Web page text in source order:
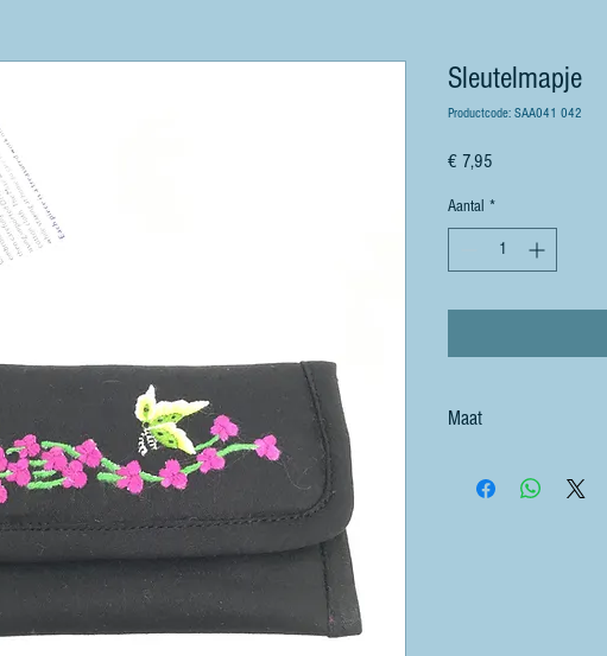
Sleutelmapje
Productcode: SAA041 042
€ 7,95
Aantal *
Maat